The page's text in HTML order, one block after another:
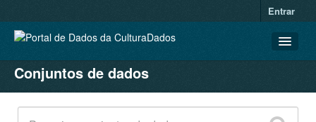
Entrar
CONJUNTOS DE DADOS
ORGANIZAÇÕES
Conjuntos de dados